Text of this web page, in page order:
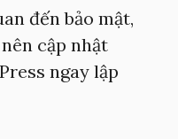
đến bảo mật,
cập nhật
ngay lập